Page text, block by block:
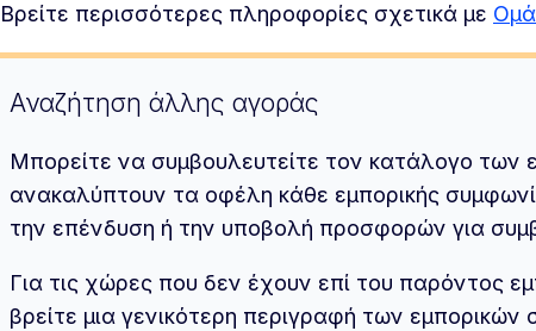
Βρείτε περισσότερες πληροφορίες σχετικά με
Αναζήτηση άλλης αγοράς
Μπορείτε να συμβουλευτείτε τον κατάλογο των
ανακαλύπτουν τα οφέλη κάθε εμπορικής
την επένδυση ή την υποβολή προσφορών για
Για τις χώρες που δεν έχουν επί του παρόντος
βρείτε μια γενικότερη περιγραφή των εμπορικών